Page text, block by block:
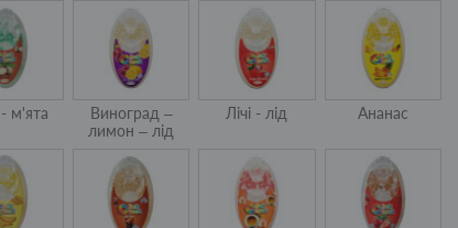
- м'ята
Виноград –
лимон – лід
Лічі - лід Ананас